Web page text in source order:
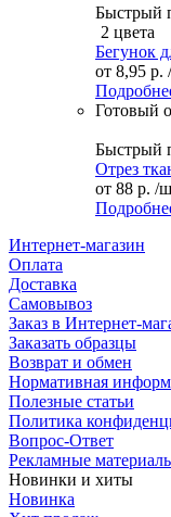
Быстрый
2 цвета
Бегунок
от 8,95 р.
Готовый
Быстрый
Отрез
от 88 р. /
Интернет-магазин
Оплата
Доставка
Самовывоз
Заказ в Интернет-
Заказать образцы
Возврат и обмен
Нормативная
Полезные статьи
Политика
Вопрос-Ответ
Рекламные
Новинки и хиты
Новинка